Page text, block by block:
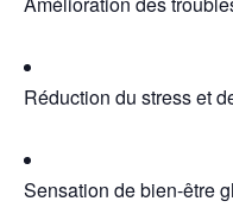
Réduction du stress et
Sensation de bien-être